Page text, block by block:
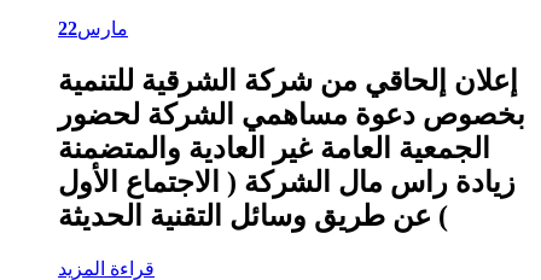
22مارس
إعلان إلحاقي من شركة الشرقية للتنمية
بخصوص دعوة مساهمي الشركة لحضور
الجمعية العامة غير العادية والمتضمنة
زيادة راس مال الشركة ( الاجتماع الأول
) عن طريق وسائل التقنية الحديثة
قراءة المزيد